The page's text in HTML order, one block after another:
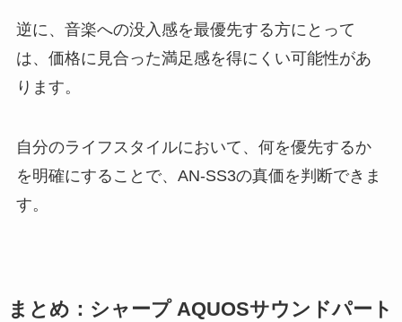
逆に、音楽への没入感を最優先する方にとって
は、価格に見合った満足感を得にくい可能性があ
ります。
自分のライフスタイルにおいて、何を優先するか
を明確にすることで、AN-SS3の真価を判断できま
す。
まとめ：シャープ AQUOSサウンドパート